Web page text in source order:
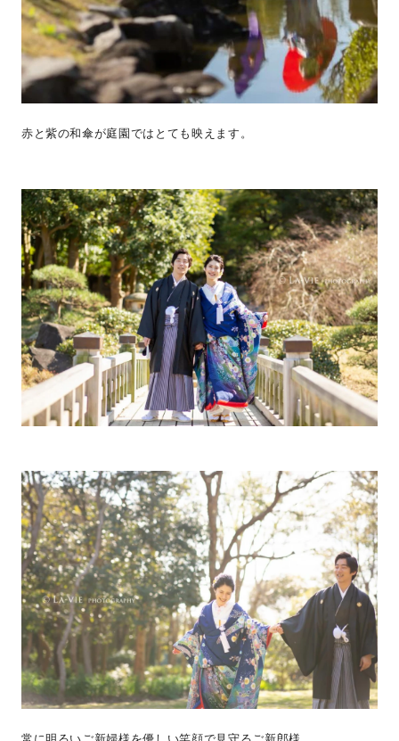
赤と紫の和傘が庭園ではとても映えます。